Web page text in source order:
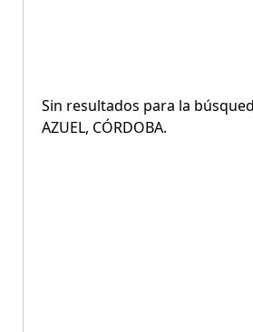
Sin resultados para la
AZUEL, CÓRDOBA.